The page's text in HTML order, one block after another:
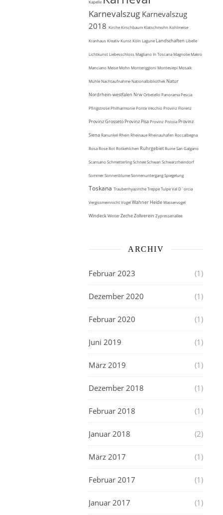
Kapelle
Karnevalszug Karnevalszug
2018 KircheKirschbaumKlatschmohnKohlmeise
KranhausKreativKunstKölnLagune Landschaften Libelle
LichtkunstLiebesschlossMagliano In ToscanaMagnolieMakro
MancianoMeiseMohnMonteriggioniMontesiepiMosaik
MühleNachtaufnahmeNationalbibliothek Natur
Nordrhein-westfalen NrwOrbetelloPanoramaPescia
PfingstrosePhilharmoniePonte VecchioProvinz Florenz
Provinz Grosseto Provinz PisaProvinz Pistoia Provinz
SienaRanunkelRheinRheinaueRheinauhafenRoccalbegna
RosaRoseRotRotkehlchen RuhrgebietRuineSan Galgano
ScansanoSchmetterlingSchneeSchwanSchwarzrheindorf
SommerSonnenblumeSonnenuntergangSpiegelung
Toskana TraubenhyazintheTreppeTulpeVal D´orcia
VergissmeinnichtVogelWahner HeideWasservogel
WindeckWinterZeche Zollverein Zypressenallee
ARCHIV
Februar 2023 (1)
Dezember 2020 (1)
Februar 2020 (1)
Juni 2019 (1)
März 2019 (1)
Dezember 2018 (1)
Februar 2018 (1)
Januar 2018 (2)
März 2017 (1)
Februar 2017 (1)
Januar 2017 (1)